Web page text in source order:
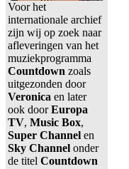
Voor het
internationale archief
zijn wij op zoek naar
afleveringen van het
muziekprogramma
Countdown zoals
uitgezonden door
Veronica en later
ook doorEuropa
TV, Music Box,
Super Channel en
Sky Channel onder
de titel Countdown